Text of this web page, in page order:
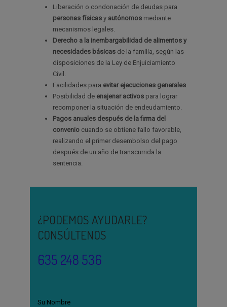
Liberación o condonación de deudas para
personas físicas y autónomos mediante
mecanismos legales.
Derecho a la inembargabilidad de alimentos y
necesidades básicas de la familia, según las
disposiciones de la Ley de Enjuiciamiento
Civil.
Facilidades para evitar ejecuciones generales.
Posibilidad de enajenar activos para lograr
recomponer la situación de endeudamiento.
Pagos anuales después de la firma del
convenio cuando se obtiene fallo favorable,
realizando el primer desembolso del pago
después de un año de transcurrida la
sentencia.
¿PODEMOS AYUDARLE?
CONSÚLTENOS
635 248 536
Su Nombre